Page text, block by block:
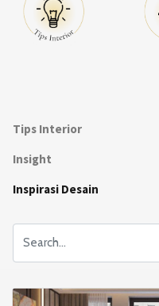
Tips Interior
Insight
Inspirasi Desain